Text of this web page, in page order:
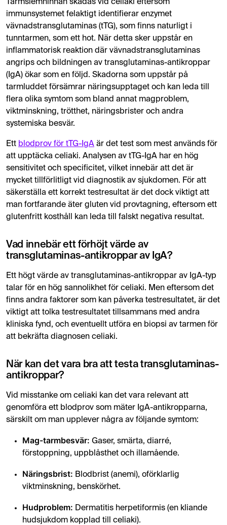
Tarmslemhinnan skadas vid celiaki eftersom
immunsystemet felaktigt identifierar enzymet
vävnadstransglutaminas (tTG), som finns naturligt i
tunntarmen, som ett hot. När detta sker uppstår en
inflammatorisk reaktion där vävnadstransglutaminas
angrips och bildningen av transglutaminas-antikroppar
(IgA) ökar som en följd. Skadorna som uppstår på
tarmluddet försämrar näringsupptaget och kan leda till
flera olika symtom som bland annat magproblem,
viktminskning, trötthet, näringsbrister och andra
systemiska besvär.
Ett blodprov för tTG-IgA är det test som mest används för
att upptäcka celiaki. Analysen av tTG-IgA har en hög
sensitivitet och specificitet, vilket innebär att det är
mycket tillförlitligt vid diagnostik av sjukdomen. För att
säkerställa ett korrekt testresultat är det dock viktigt att
man fortfarande äter gluten vid provtagning, eftersom ett
glutenfritt kosthåll kan leda till falskt negativa resultat.
Vad innebär ett förhöjt värde av
transglutaminas-antikroppar av IgA?
Ett högt värde av transglutaminas-antikroppar av IgA-typ
talar för en hög sannolikhet för celiaki. Men eftersom det
finns andra faktorer som kan påverka testresultatet, är det
viktigt att tolka testresultatet tillsammans med andra
kliniska fynd, och eventuellt utföra en biopsi av tarmen för
att bekräfta diagnosen celiaki.
När kan det vara bra att testa transglutaminas-
antikroppar?
Vid misstanke om celiaki kan det vara relevant att
genomföra ett blodprov som mäter IgA-antikropparna,
särskilt om man upplever några av följande symtom:
Mag-tarmbesvär: Gaser, smärta, diarré,
förstoppning, uppblåsthet och illamående.
Näringsbrist: Blodbrist (anemi), oförklarlig
viktminskning, benskörhet.
Hudproblem: Dermatitis herpetiformis (en kliande
hudsjukdom kopplad till celiaki).